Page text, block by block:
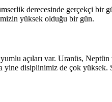
derecesinde gerçekçi bir
yüksek olduğu bir gün.
açıları var. Uranüs,
disiplinimiz de çok yüksek.